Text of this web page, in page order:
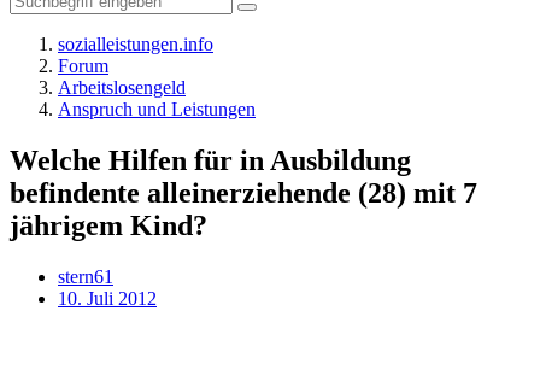
sozialleistungen.info
Forum
Arbeitslosengeld
Anspruch und Leistungen
Welche Hilfen für in Ausbildung
befindente alleinerziehende (28) mit 7
jährigem Kind?
stern61
10. Juli 2012